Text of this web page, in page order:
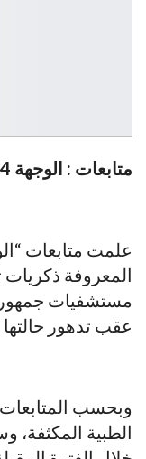
متابعات : الوجهة 24
المعروفة
مستشفيات
عقب تدهور حالتها
وبحسب
الطبية